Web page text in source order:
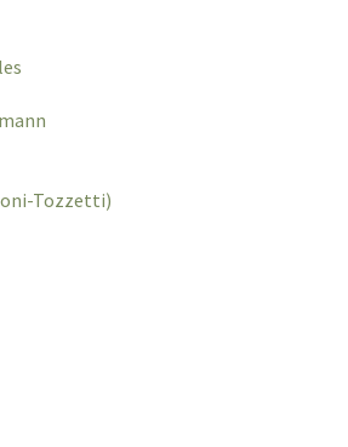
Tozzetti)